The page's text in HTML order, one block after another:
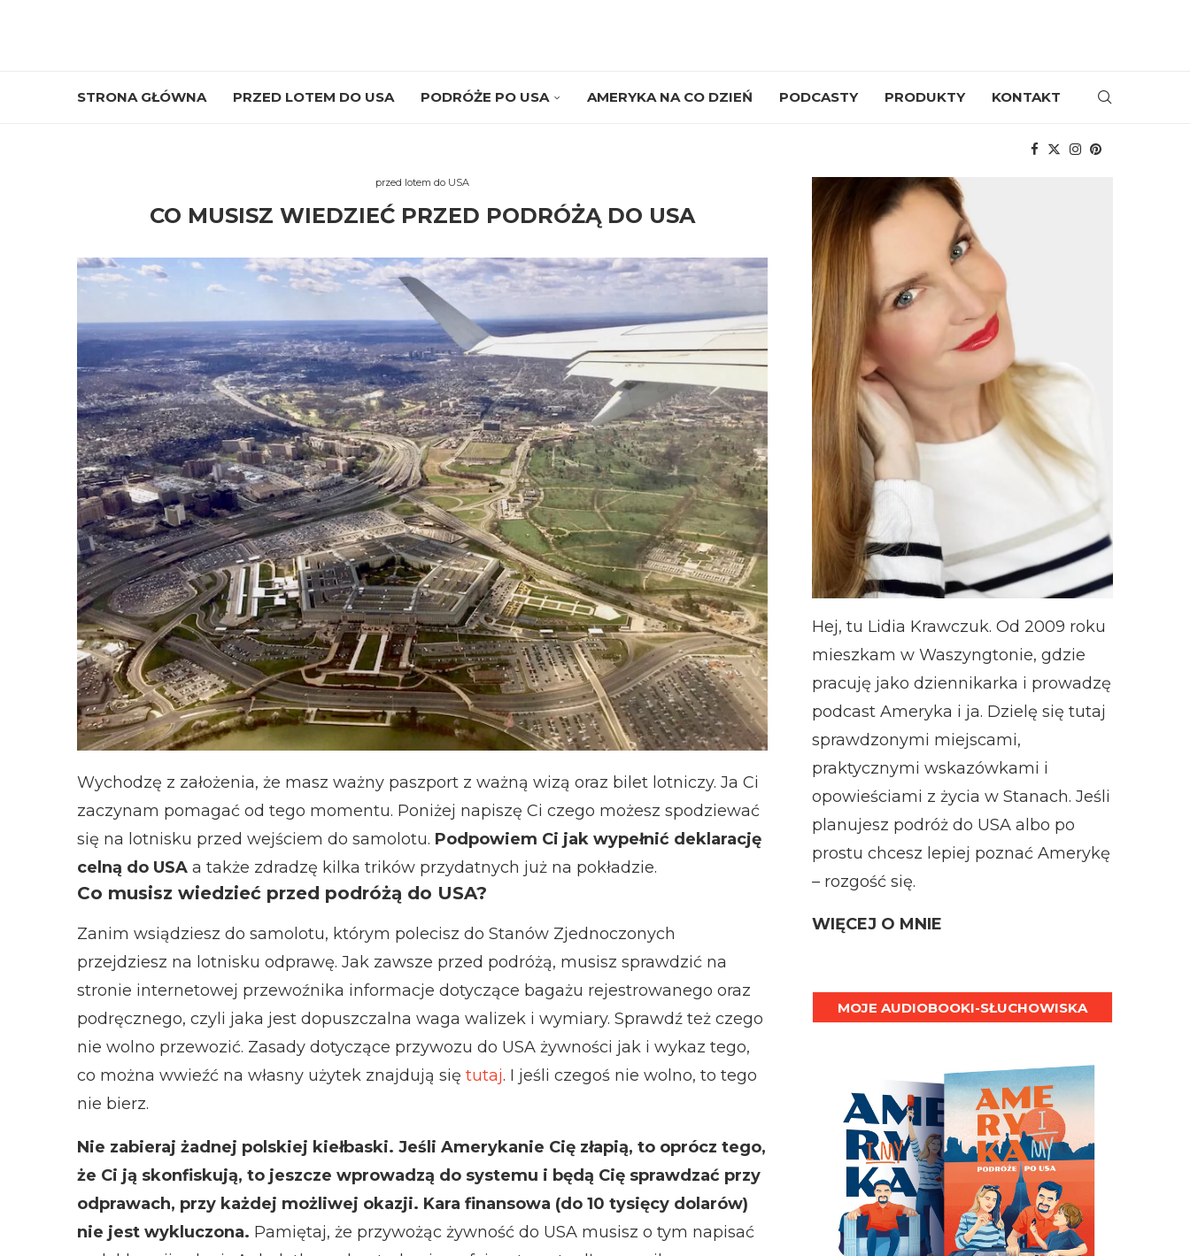
STRONA GŁÓWNA PRZED LOTEM DO USA PODRÓŻE PO USA AMERYKA NA CO DZIEŃ PODCASTY PRODUKTY KONTAKT
przed lotem do USA
CO MUSISZ WIEDZIEĆ PRZED PODRÓŻĄ DO USA
Wychodzę z założenia, że masz ważny paszport z ważną wizą oraz bilet lotniczy. Ja Ci
zaczynam pomagać od tego momentu. Poniżej napiszę Ci czego możesz spodziewać
się na lotnisku przed wejściem do samolotu. Podpowiem Ci jak wypełnić deklarację
celną do USA a także zdradzę kilka trików przydatnych już na pokładzie.
Co musisz wiedzieć przed podróżą do USA?
Zanim wsiądziesz do samolotu, którym polecisz do Stanów Zjednoczonych
przejdziesz na lotnisku odprawę. Jak zawsze przed podróżą, musisz sprawdzić na
stronie internetowej przewoźnika informacje dotyczące bagażu rejestrowanego oraz
podręcznego, czyli jaka jest dopuszczalna waga walizek i wymiary. Sprawdź też czego
nie wolno przewozić. Zasady dotyczące przywozu do USA żywności jak i wykaz tego,
co można wwieźć na własny użytek znajdują się tutaj. I jeśli czegoś nie wolno, to tego
nie bierz.
Nie zabieraj żadnej polskiej kiełbaski. Jeśli Amerykanie Cię złapią, to oprócz tego,
że Ci ją skonfiskują, to jeszcze wprowadzą do systemu i będą Cię sprawdzać przy
odprawach, przy każdej możliwej okazji. Kara finansowa (do 10 tysięcy dolarów)
nie jest wykluczona. Pamiętaj, że przywożąc żywność do USA musisz o tym napisać
Hej, tu Lidia Krawczuk. Od 2009 roku
mieszkam w Waszyngtonie, gdzie
pracuję jako dziennikarka i prowadzę
podcast Ameryka i ja. Dzielę się tutaj
sprawdzonymi miejscami,
praktycznymi wskazówkami i
opowieściami z życia w Stanach. Jeśli
planujesz podróż do USA albo po
prostu chcesz lepiej poznać Amerykę
– rozgość się.
WIĘCEJ O MNIE
MOJE AUDIOBOOKI-SŁUCHOWISKA